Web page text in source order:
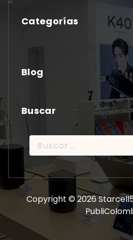
Categorías
No hay categorías
Blog
Buscar
Buscar:
Copyright © 2026